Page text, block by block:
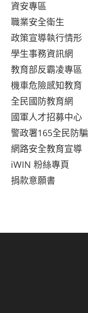
資安專區
職業安全衛生
政策宣導執行情形
學生事務資訊網
教育部反霸凌專區
機車危險感知教育
全民國防教育網
國軍人才招募中心
警政署165全民防騙
網路安全教育宣導
iWIN 粉絲專頁
捐款意願書